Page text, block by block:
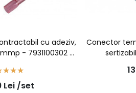
cu adeziv,
- 7931100302 -
Lei /set
Conector